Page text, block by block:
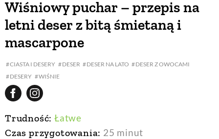
Wiśniowy puchar – przepis na
letni deser z bitą śmietaną i
mascarpone
CIASTA I DESERY DESER DESER NA LATO
DESER Z OWOCAMI
DESERY
WIŚNIE
Trudność: Łatwe
Czas przygotowania: 25 minut
BUDUJEMY DOM
OGRÓD
ROŚLINY OGRODOWE